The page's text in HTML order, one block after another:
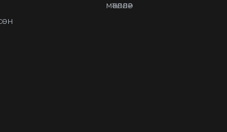
МӘҠӘЛӘЛӘР